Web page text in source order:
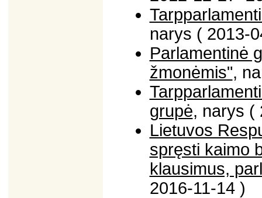
narys ( 2013-
Parlamentinė
žmonėmis",
grupė, narys (
Lietuvos
spręsti kaimo
klausimus,
2016-11-14 )